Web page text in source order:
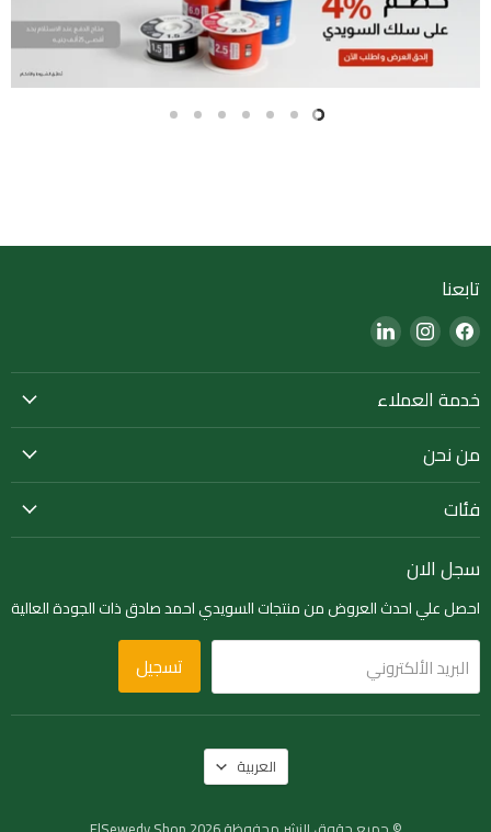
Slide
Slide
Slide
Slide
Slide
Slide
Slide
تابعنا
Find
us
on
Facebook
Find
us
on
Instagram
Find
on
خدمة العملاء
من نحن
فئات
سجل الان
احصل علي احدث العروض من منتجات السويدي احمد صادق ذات الجودة العالية
البريد الألكتروني تسجيل
لغة
العربية